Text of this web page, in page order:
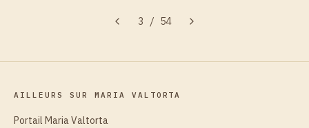
3 / 54
AILLEURS SUR MARIA VALTORTA
Portail Maria Valtorta